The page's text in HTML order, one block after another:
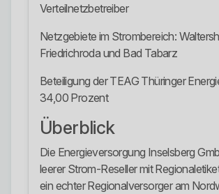
Verteilnetzbetreiber
Netzgebiete im Strombereich:
Friedrichroda und Bad Tabarz
Beteiligung der TEAG Thüringer
34,00 Prozent
Überblick
Die Energieversorgung Inselsberg
leerer Strom-Reseller mit
ein echter Regionalversorger am